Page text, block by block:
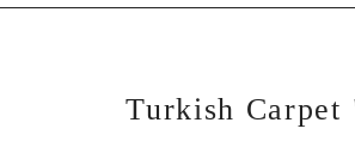
Turkish Carpet